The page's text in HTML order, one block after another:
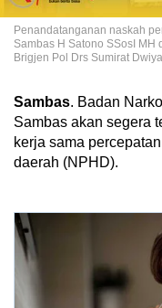
Penandatanganan naskah
Sambas H Satono SSosI
Brigjen Pol Drs Sumirat
Sambas. Badan
Sambas akan segera
kerja sama
daerah (NPHD).